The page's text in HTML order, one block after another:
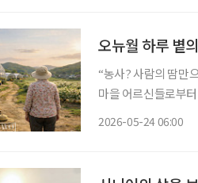
오뉴월 하루 볕
“농사? 사람의 땀만
마을 어르신들로부터 틈날
2026-05-24 06:00